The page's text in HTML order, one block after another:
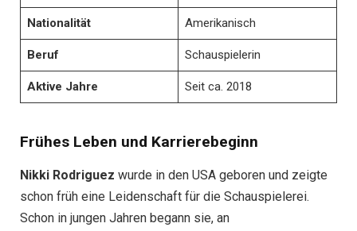
Nationalität Amerikanisch
Beruf Schauspielerin
Aktive Jahre Seit ca. 2018
Frühes Leben und Karrierebeginn
Nikki Rodriguez wurde in den USA geboren und zeigte
schon früh eine Leidenschaft für die Schauspielerei.
Schon in jungen Jahren begann sie, an